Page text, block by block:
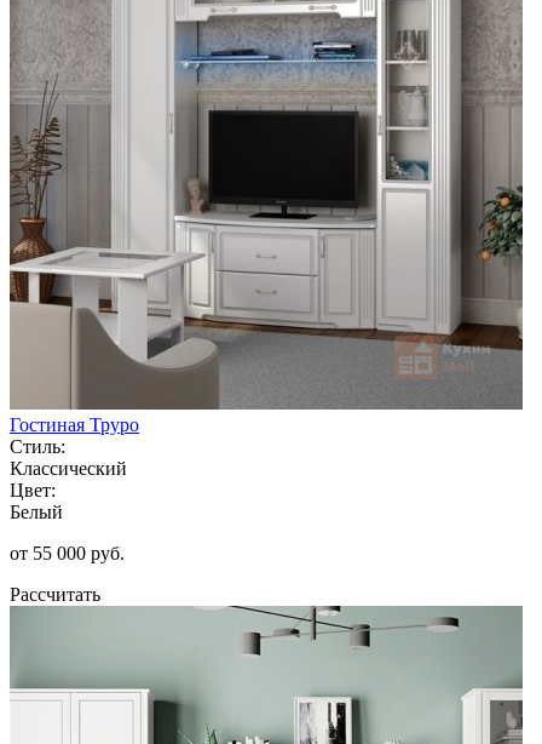
Гостиная Труро
Стиль:
Классический
Цвет:
Белый
от 55 000 руб.
Рассчитать